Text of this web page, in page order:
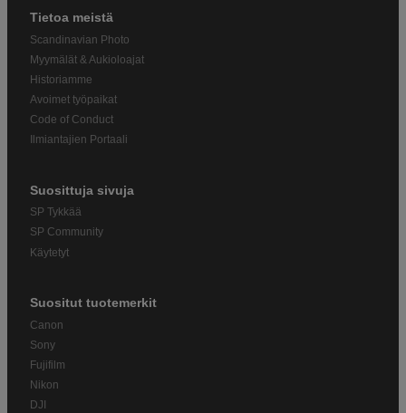
Tietoa meistä
Scandinavian Photo
Myymälät & Aukioloajat
Historiamme
Avoimet työpaikat
Code of Conduct
Ilmiantajien Portaali
Suosittuja sivuja
SP Tykkää
SP Community
Käytetyt
Suositut tuotemerkit
Canon
Sony
Fujifilm
Nikon
DJI